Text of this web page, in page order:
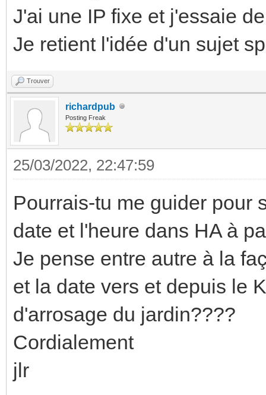
J'ai une IP fixe et j'essaie
Je retient l'idée d'un sujet
Trouver
richardpub
Posting Freak
25/03/2022, 22:47:59
Pourrais-tu me guider pour
date et l'heure dans HA à
Je pense entre autre à la
et la date vers et depuis le
d'arrosage du jardin????
Cordialement
jlr